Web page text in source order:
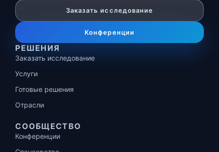
Заказать исследование
Конференции
РЕШЕНИЯ
Заказать исследование
Услуги
Готовые решения
Отрасли
СООБЩЕСТВО
Конференции